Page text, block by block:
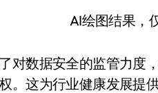
AI绘图结果，
对数据安全的监管力度
。这为行业健康发展提供